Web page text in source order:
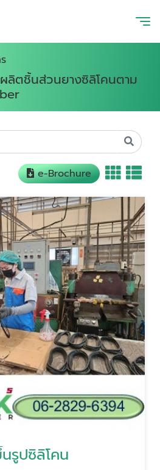
ลิตชิ้นส่วนยางซิลิโคนตาม
e-Brochure
รูปซิลิโคน